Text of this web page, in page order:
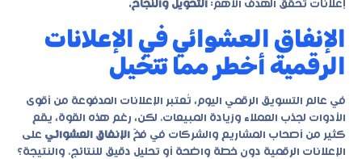
إعلانات تحقق الهدف الأهم: التحويل والنجاح.
الإنفاق العشوائي في الإعلانات
الرقمية أخطر مما تتخيل
في عالم التسويق الرقمي اليوم، تُعتبر الإعلانات المدفوعة من أقوى
الأدوات لجذب العملاء وزيادة المبيعات. لكن، رغم هذه القوة، يقع
كثير من أصحاب المشاريع والشركات في فخّ الإنفاق العشوائي على
الإعلانات الرقمية دون خطة واضحة أو تحليل دقيق للنتائج. والنتيجة؟